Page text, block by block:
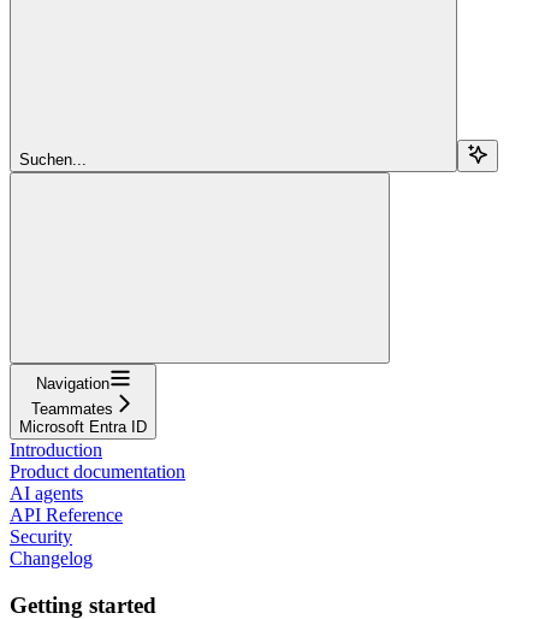
Suchen...
Navigation
Teammates
Microsoft Entra ID
Introduction
Product documentation
AI agents
API Reference
Security
Changelog
Getting started